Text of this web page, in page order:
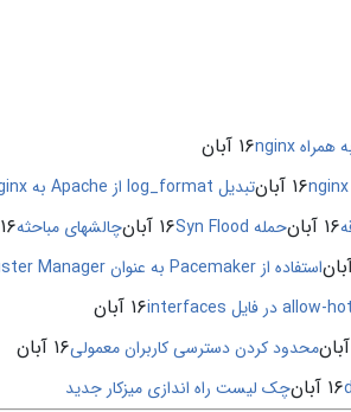
۱۶ آبان
۱۶ آبان تبدیل log_format از Apache به Nginx
۱۶ آبان حمله Syn Flood ۱۶ آبان چالشهای مباحثه۱۶ آبان
استفاده از Pacemaker به عنوان Cluster Manager
۱۶ آبان
محدود کردن دسترسی کاربران معمولی۱۶ آبان
۱۶ آبان چک لیست راه اندازی میزکار جدید